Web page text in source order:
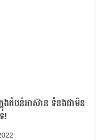
ក្នុងតំបន់អាស៊ាន ទំនងជាមិន
!